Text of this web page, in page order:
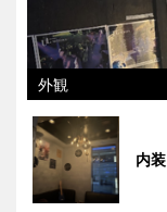
外観
内装